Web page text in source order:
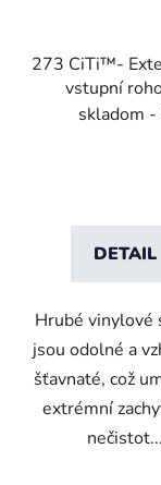
273 CiTi™-
vstupní
podkladem -
skladom -
DETAIL
Hrubé vinylové
jsou odolné a
šťavnaté, což
extrémní
nečistot...